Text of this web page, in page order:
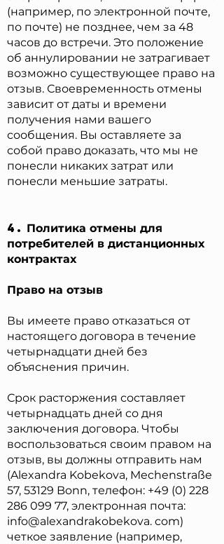
(например, по электронной почте,
по почте) не позднее, чем за 48
часов до встречи. Это положение
об аннулировании не затрагивает
возможно существующее право на
отзыв. Своевременность отмены
зависит от даты и времени
получения нами вашего
сообщения. Вы оставляете за
собой право доказать, что мы не
понесли никаких затрат или
понесли меньшие затраты.
4. Политика отмены для
потребителей в дистанционных
контрактах
Право на отзыв
Вы имеете право отказаться от
настоящего договора в течение
четырнадцати дней без
объяснения причин.
Срок расторжения составляет
четырнадцать дней со дня
заключения договора. Чтобы
воспользоваться своим правом на
отзыв, вы должны отправить нам
(Alexandra Kobekova, Mechenstraße
57, 53129 Bonn, телефон: +49 (0) 228
286 099 77, электронная почта:
info@alexandrakobekova. com)
четкое заявление (например,